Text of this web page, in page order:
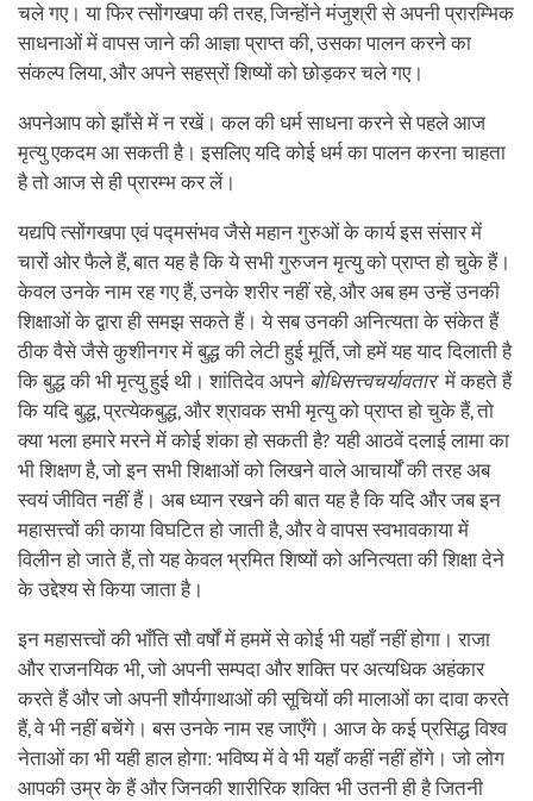
चले गए। या फिर त्सोंगखपा की तरह, जिन्होंने मंजुश्री से अपनी प्रारम्भिक
साधनाओं में वापस जाने की आज्ञा प्राप्त की, उसका पालन करने का
संकल्प लिया, और अपने सहस्रों शिष्यों को छोड़कर चले गए।
अपनेआप को झाँसे में न रखें। कल की धर्म साधना करने से पहले आज
मृत्यु एकदम आ सकती है। इसलिए यदि कोई धर्म का पालन करना चाहता
है तो आज से ही प्रारम्भ कर लें।
यद्यपि त्सोंगखपा एवं पद्मसंभव जैसे महान गुरुओं के कार्य इस संसार में
चारों ओर फैले हैं, बात यह है कि ये सभी गुरुजन मृत्यु को प्राप्त हो चुके हैं।
केवल उनके नाम रह गए हैं, उनके शरीर नहीं रहे, और अब हम उन्हें उनकी
शिक्षाओं के द्वारा ही समझ सकते हैं। ये सब उनकी अनित्यता के संकेत हैं
ठीक वैसे जैसे कुशीनगर में बुद्ध की लेटी हुई मूर्ति, जो हमें यह याद दिलाती है
कि बुद्ध की भी मृत्यु हुई थी। शांतिदेव अपने बोधिसत्त्वचर्यावतारमें कहते हैं
कि यदि बुद्ध, प्रत्येकबुद्ध, और श्रावक सभी मृत्यु को प्राप्त हो चुके हैं, तो
क्या भला हमारे मरने में कोई शंका हो सकती है? यही आठवें दलाई लामा का
भी शिक्षण है, जो इन सभी शिक्षाओं को लिखने वाले आचार्यों की तरह अब
स्वयं जीवित नहीं हैं। अब ध्यान रखने की बात यह है कि यदि और जब इन
महासत्त्वों की काया विघटित हो जाती है, और वे वापस स्वभावकाया में
विलीन हो जाते हैं, तो यह केवल भ्रमित शिष्यों को अनित्यता की शिक्षा देने
के उद्देश्य से किया जाता है।
इन महासत्त्वों की भाँति सौ वर्षों में हममें से कोई भी यहाँ नहीं होगा। राजा
और राजनयिक भी, जो अपनी सम्पदा और शक्ति पर अत्यधिक अहंकार
करते हैं और जो अपनी शौर्यगाथाओं की सूचियों की मालाओं का दावा करते
हैं, वे भी नहीं बचेंगे। बस उनके नाम रह जाएँगे। आज के कई प्रसिद्ध विश्व
नेताओं का भी यही हाल होगा: भविष्य में वे भी यहाँ कहीं नहीं होंगे। जो लोग
आपकी उम्र के हैं और जिनकी शारीरिक शक्ति भी उतनी ही है जितनी